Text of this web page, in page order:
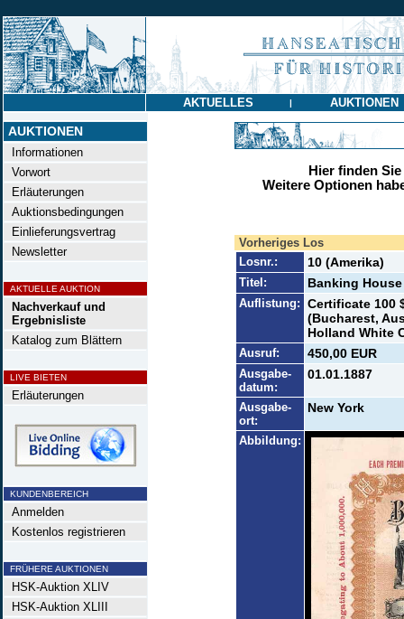
AKTUELLES | AUKTIONEN
AUKTIONEN
Informationen
Vorwort
Erläuterungen
Auktionsbedingungen
Einlieferungsvertrag
Newsletter
AKTUELLE AUKTION
Nachverkauf und
Ergebnisliste
Katalog zum Blättern
LIVE BIETEN
Erläuterungen
KUNDENBEREICH
Anmelden
Kostenlos registrieren
FRÜHERE AUKTIONEN
HSK-Auktion XLIV
HSK-Auktion XLIII
Hier finden
Weitere Optionen
Vorheriges Los
Losnr.:
10 (Amerika)
Titel: Banking House
Auflistung: Certificate 100
(Bucharest,
Holland White
Ausruf: 450,00 EUR
Ausgabe-
datum:
01.01.1887
Ausgabe-
ort:
New York
Abbildung: